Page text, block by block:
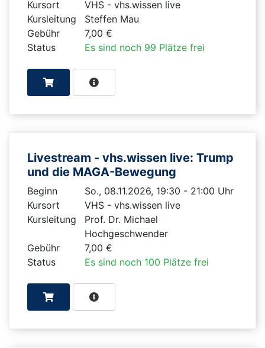
Kursort
VHS - vhs.wissen live
Kursleitung
Steffen Mau
Gebühr
7,00 €
Status
Es sind noch 99 Plätze frei
Livestream - vhs.wissen live: Trump
und die MAGA-Bewegung
Beginn
So., 08.11.2026, 19:30 - 21:00 Uhr
Kursort
VHS - vhs.wissen live
Kursleitung
Prof. Dr. Michael
Hochgeschwender
Gebühr
7,00 €
Status
Es sind noch 100 Plätze frei